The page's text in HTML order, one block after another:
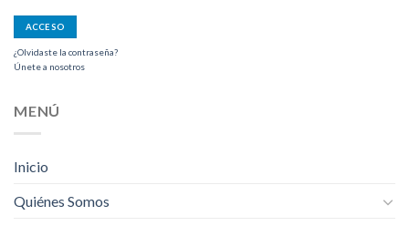
¿Olvidaste la contraseña?
Únete a nosotros
MENÚ
Inicio
Quiénes Somos